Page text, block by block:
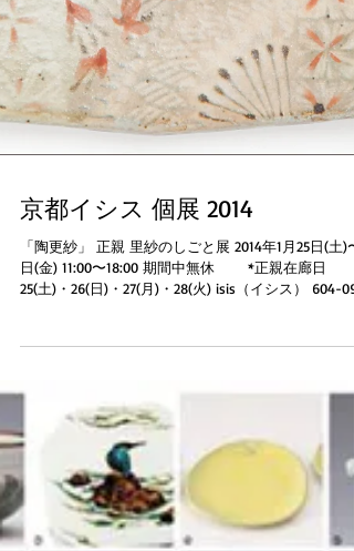
「陶更紗」 正親 里紗のしごと展 2014年1月25日(土)〜
日(金) 11:00〜18:00 期間中無休 *正親在廊日
25(土)・26(日)・27(月)・28(火) isis（イシス） 604-0985
京都市中京区麩屋町竹屋町上る ...